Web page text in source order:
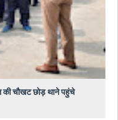
की चौखट छोड़ थाने पहुंचे